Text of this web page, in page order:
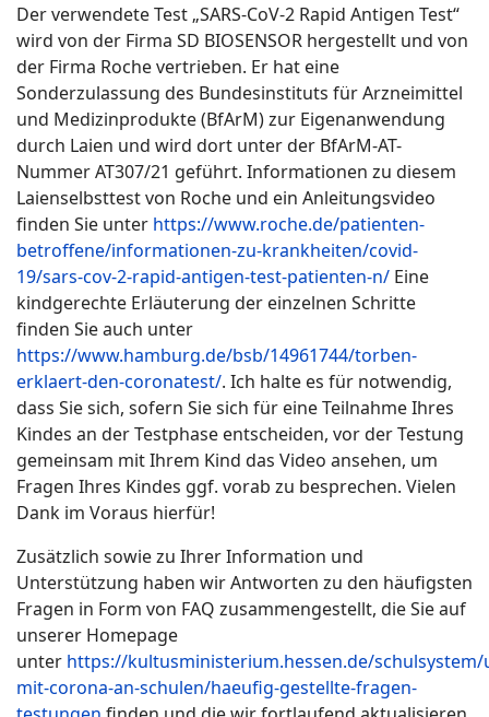
Der verwendete Test „SARS-CoV-2 Rapid Antigen Test“
wird von der Firma SD BIOSENSOR hergestellt und von
der Firma Roche vertrieben. Er hat eine
Sonderzulassung des Bundesinstituts für Arzneimittel
und Medizinprodukte (BfArM) zur Eigenanwendung
durch Laien und wird dort unter der BfArM-AT-
Nummer AT307/21 geführt. Informationen zu diesem
Laienselbsttest von Roche und ein Anleitungsvideo
finden Sie unter https://www.roche.de/patienten-
betroffene/informationen-zu-krankheiten/covid-
19/sars-cov-2-rapid-antigen-test-patienten-n/ Eine
kindgerechte Erläuterung der einzelnen Schritte
finden Sie auch unter
https://www.hamburg.de/bsb/14961744/torben-
erklaert-den-coronatest/. Ich halte es für notwendig,
dass Sie sich, sofern Sie sich für eine Teilnahme Ihres
Kindes an der Testphase entscheiden, vor der Testung
gemeinsam mit Ihrem Kind das Video ansehen, um
Fragen Ihres Kindes ggf. vorab zu besprechen. Vielen
Dank im Voraus hierfür!
Zusätzlich sowie zu Ihrer Information und
Unterstützung haben wir Antworten zu den häufigsten
Fragen in Form von FAQ zusammengestellt, die Sie auf
unserer Homepage
unter https://kultusministerium.hessen.de/schulsystem/
mit-corona-an-schulen/haeufig-gestellte-fragen-